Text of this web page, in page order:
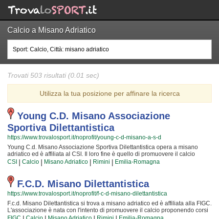
Calcio a Misano Adriatico
Trovati 503 risultati (0.01 sec)
Utilizza la tua posizione per affinare la ricerca
Young C.d. Misano Associazione
Sportiva Dilettantistica
https://www.trovalosport.it/noprofit/young-c-d-misano-a-s-d
Young C.d. Misano Associazione Sportiva Dilettantistica opera a misano
adriatico ed è affiliata al CSI. Il loro fine è quello di promuovere il calcio
proponendo corsi rivolti a bambini e ragazzi. Young C.d. Misano
Associazione Sportiva Dilettantistica è radicata nella comunità di misano
adriatico e al loro interno sono cresciute generazioni di bambini e ragazzi
che hanno imparato i valori fondamentali dello sport e l'importanza del lavoro
di squadra. I loro istruttori di calcio sono tra i più esperti e qualificati della
zona e sono sicuramente i più adatti a sviluppare il talento dei bambini che
iniziano a giocare e dei ragazzi che vogliono raggiungere livelli di
eccellenza. Per questo motivo Young C.d. Misano Associazione Sportiva
Dilettantistica sarà lieta di accogliere anche tuo figlio nell'associazione,
CSI | Calcio | Misano Adriatico | Rimini | Emilia-Romagna
F.c.d. Misano Dilettantistica
https://www.trovalosport.it/noprofit/f-c-d-misano-dilettantistica
F.c.d. Misano Dilettantistica si trova a misano adriatico ed è affiliata alla FIGC.
L'associazione è nata con l'intento di promuovere il calcio proponendo corsi
rivolti a bambini e ragazzi. F.c.d. Misano Dilettantistica è radicata nella